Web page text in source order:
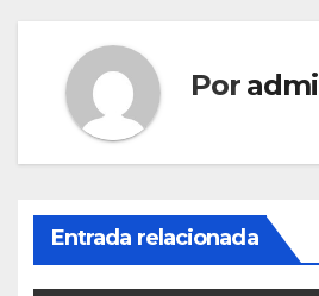
Por
Entrada relacionada